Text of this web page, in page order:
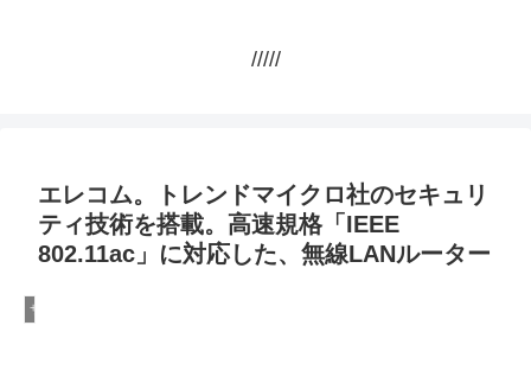
/////
エレコム。トレンドマイクロ社のセキュリ
ティ技術を搭載。高速規格「IEEE
802.11ac」に対応した、無線LANルーター
サーバー